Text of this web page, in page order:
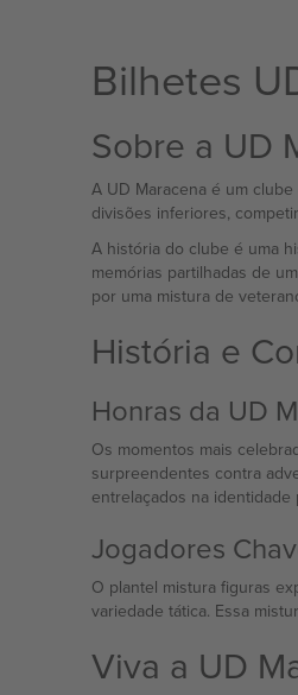
Bilhetes
Sobre a UD
A UD Maracena é um clube
divisões inferiores,
A história do clube é uma
memórias partilhadas de
por uma mistura de
História e
Honras da UD
Os momentos mais
surpreendentes contra
entrelaçados na
Jogadores
O plantel mistura figuras
variedade tática. Essa
Viva a UD